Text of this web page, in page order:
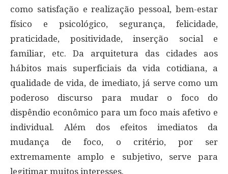
como satisfação e realização pessoal, bem-estar
físico e psicológico, segurança, felicidade,
praticidade, positividade, inserção social e
familiar, etc. Da arquitetura das cidades aos
hábitos mais superficiais da vida cotidiana, a
qualidade de vida, de imediato, já serve como um
poderoso discurso para mudar o foco do
dispêndio econômico para um foco mais afetivo e
individual. Além dos efeitos imediatos da
mudança de foco, o critério, por ser
extremamente amplo e subjetivo, serve para
legitimar muitos interesses.